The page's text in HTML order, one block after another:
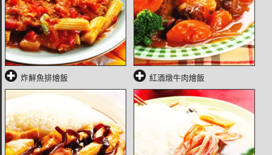
炸鮮魚排燴飯 紅酒燉牛肉燴飯